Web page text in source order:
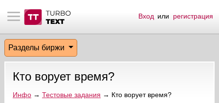
материалы
биржи
пользователи
сообщения
по форуму
Вход или регистрация
Разделы биржи
Кто ворует время?
Инфо→ Тестовые задания → Кто ворует время?